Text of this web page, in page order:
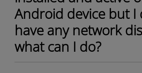
Android device but I
have any network
what can I do?